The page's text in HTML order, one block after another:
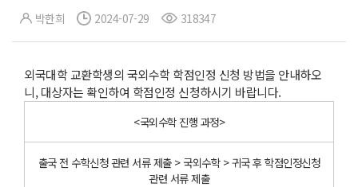
박한희 2024-07-29 318347
외국대학 교환학생의 국외수학 학점인정 신청 방법을 안내하오
니, 대상자는 확인하여 학점인정 신청하시기 바랍니다.
<국외수학 진행 과정>
출국 전 수학신청 관련 서류 제출 > 국외수학 > 귀국 후 학점인정신청
관련 서류 제출